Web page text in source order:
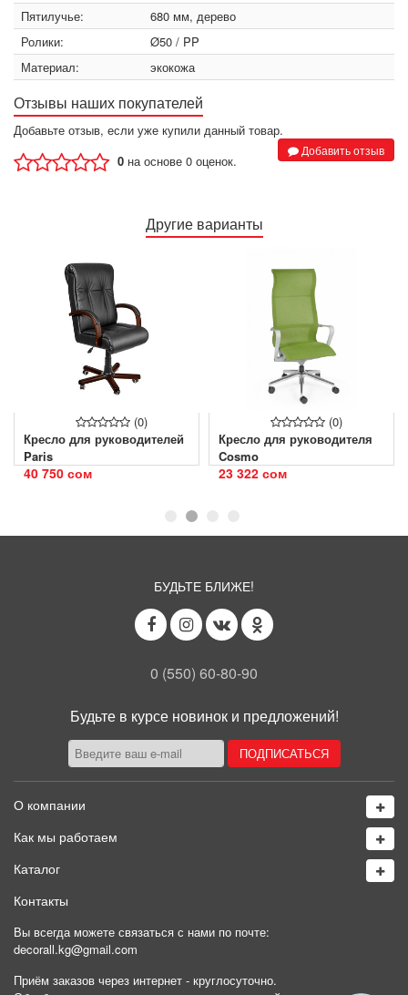
Пятилучье:
680 мм, дерево
Ролики:
Ø50 / PP
Материал:
экокожа
Отзывы наших покупателей
Добавьте отзыв, если уже купили данный товар.
Добавить отзыв
0 на основе 0 оценок.
Другие варианты
(0)
Кресло для руководителей
Paris
40 750 сом
(0)
Кресло для руководителя
Cosmo
23 322 сом
БУДЬТЕ БЛИЖЕ!
0 (550) 60-80-90
Будьте в курсе новинок и предложений!
О компании
Как мы работаем
Каталог
Контакты
Вы всегда можете связаться с нами по почте:
decorall.kg@gmail.com
Приём заказов через интернет - круглосуточно.